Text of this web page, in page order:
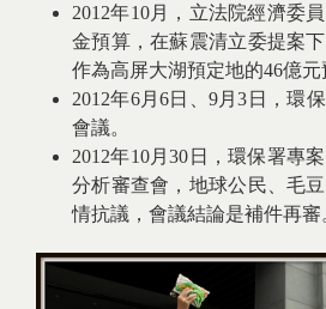
2012年10月，立法院經濟委
金預算，在蘇震清立委提案
作為高屏大湖預定地的46億元
2012年6月6日、9月3日，環
會議。
2012年10月30日，環保署專
分析審查會，地球公民、毛
情抗議，會議結論是補件再審